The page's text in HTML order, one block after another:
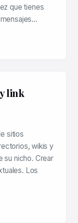
que tienes
link
sitios
wikis y
su nicho. Crear
Los